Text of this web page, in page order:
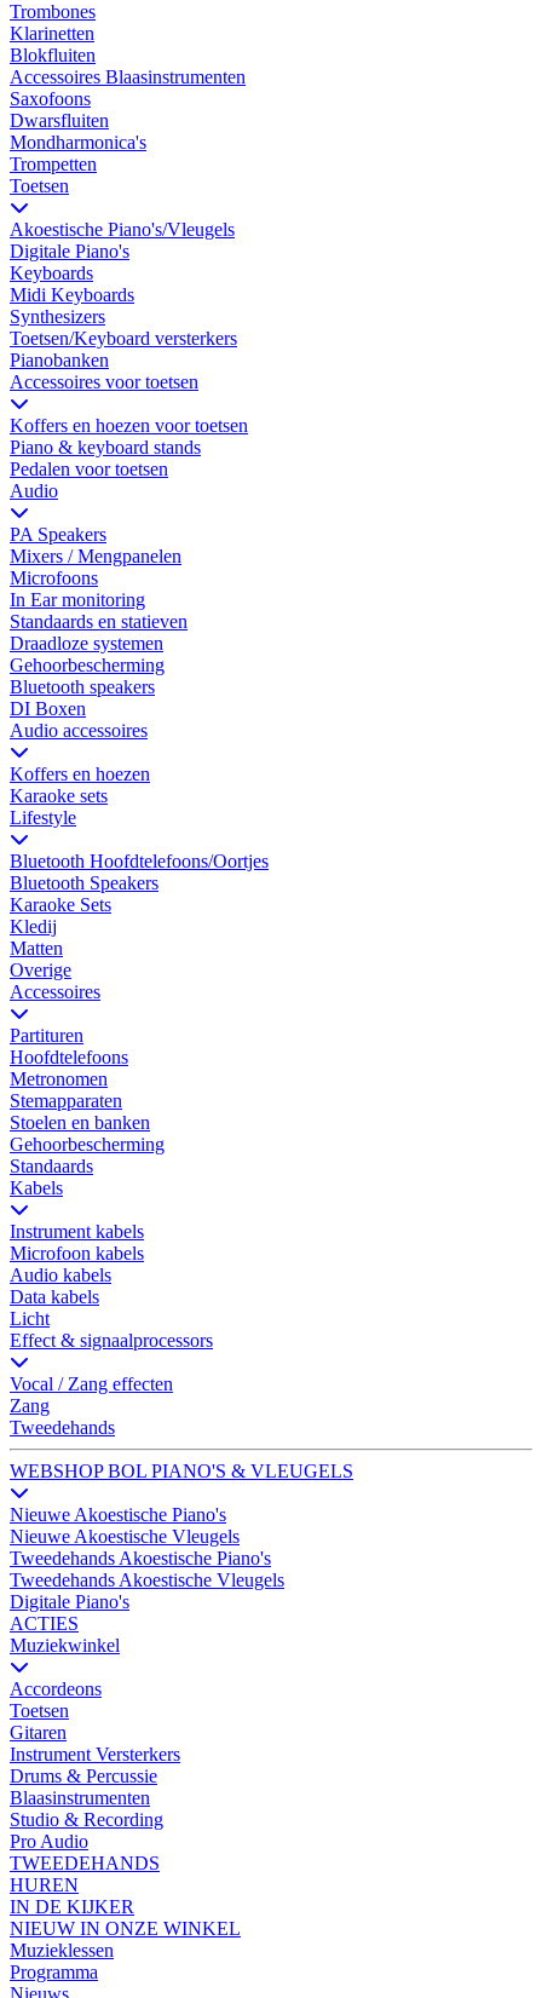
Trombones
Klarinetten
Blokfluiten
Accessoires Blaasinstrumenten
Saxofoons
Dwarsfluiten
Mondharmonica's
Trompetten
Toetsen
Akoestische Piano's/Vleugels
Digitale Piano's
Keyboards
Midi Keyboards
Synthesizers
Toetsen/Keyboard versterkers
Pianobanken
Accessoires voor toetsen
Koffers en hoezen voor toetsen
Piano & keyboard stands
Pedalen voor toetsen
Audio
PA Speakers
Mixers / Mengpanelen
Microfoons
In Ear monitoring
Standaards en statieven
Draadloze systemen
Gehoorbescherming
Bluetooth speakers
DI Boxen
Audio accessoires
Koffers en hoezen
Karaoke sets
Lifestyle
Bluetooth Hoofdtelefoons/Oortjes
Bluetooth Speakers
Karaoke Sets
Kledij
Matten
Overige
Accessoires
Partituren
Hoofdtelefoons
Metronomen
Stemapparaten
Stoelen en banken
Gehoorbescherming
Standaards
Kabels
Instrument kabels
Microfoon kabels
Audio kabels
Data kabels
Licht
Effect & signaalprocessors
Vocal / Zang effecten
Zang
Tweedehands
WEBSHOP BOL PIANO'S & VLEUGELS
Nieuwe Akoestische Piano's
Nieuwe Akoestische Vleugels
Tweedehands Akoestische Piano's
Tweedehands Akoestische Vleugels
Digitale Piano's
ACTIES
Muziekwinkel
Accordeons
Toetsen
Gitaren
Instrument Versterkers
Drums & Percussie
Blaasinstrumenten
Studio & Recording
Pro Audio
TWEEDEHANDS
HUREN
IN DE KIJKER
NIEUW IN ONZE WINKEL
Muzieklessen
Programma
Nieuws